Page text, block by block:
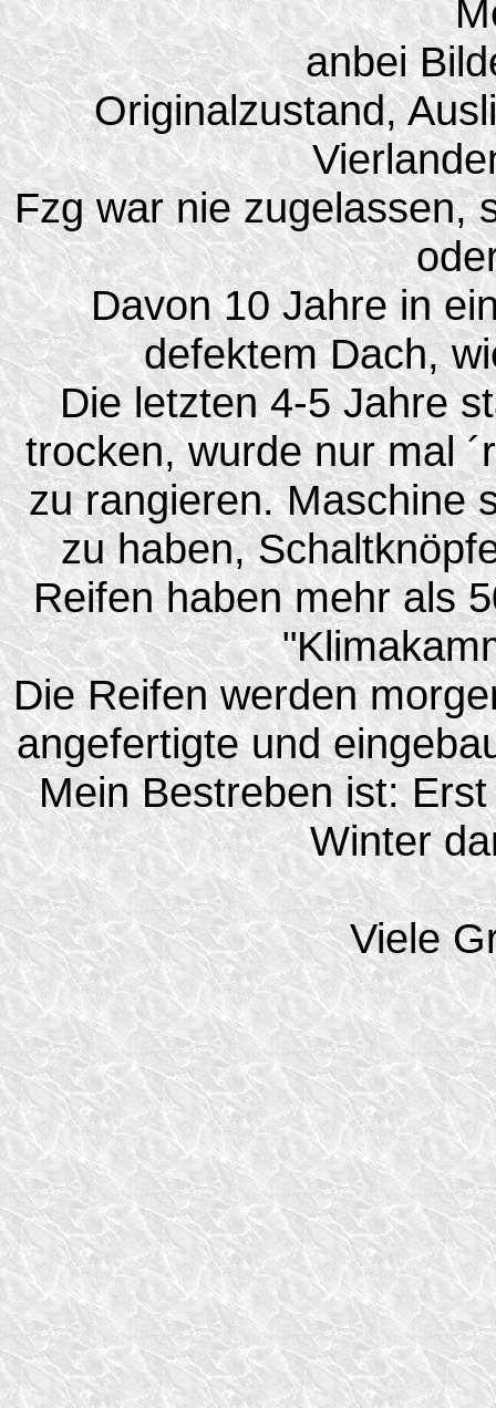
anbei
Originalzustand,
Fzg war nie zugelassen,
Davon 10 Jahre in
defektem Dach,
Die letzten 4-5 Jahre
trocken, wurde nur mal
zu rangieren. Maschine
zu haben,
Reifen haben mehr als
Die Reifen werden
angefertigte und
Mein Bestreben ist:
Winter
Viele